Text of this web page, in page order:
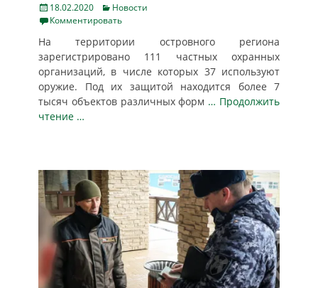
Posted
on
18.02.2020 Categories
Новости
Комментировать
На территории островного региона
зарегистрировано 111 частных охранных
организаций, в числе которых 37 используют
оружие. Под их защитой находится более 7
тысяч объектов различных форм … Продолжить
чтение …